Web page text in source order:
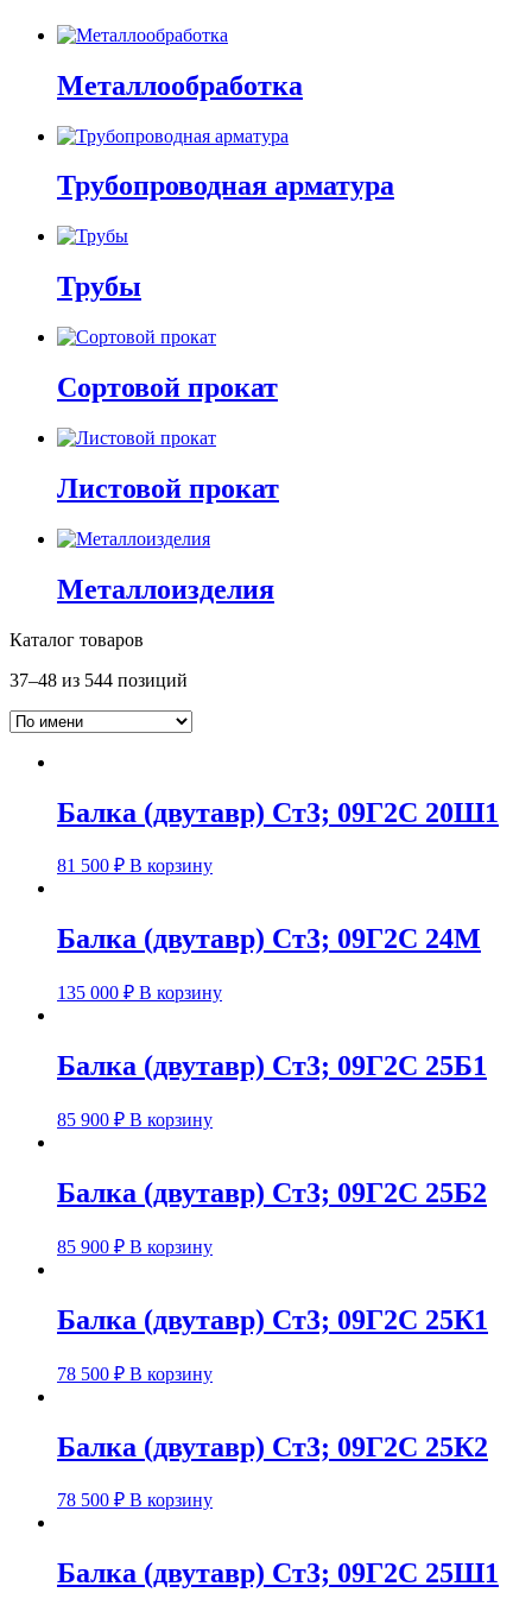
Металлообработка
Трубопроводная арматура
Трубы
Сортовой прокат
Листовой прокат
Металлоизделия
Каталог товаров
37–48 из 544 позиций
Балка (двутавр) Ст3; 09Г2С 20Ш1
81 500 ₽ В корзину
Балка (двутавр) Ст3; 09Г2С 24М
135 000 ₽ В корзину
Балка (двутавр) Ст3; 09Г2С 25Б1
85 900 ₽ В корзину
Балка (двутавр) Ст3; 09Г2С 25Б2
85 900 ₽ В корзину
Балка (двутавр) Ст3; 09Г2С 25К1
78 500 ₽ В корзину
Балка (двутавр) Ст3; 09Г2С 25К2
78 500 ₽ В корзину
Балка (двутавр) Ст3; 09Г2С 25Ш1